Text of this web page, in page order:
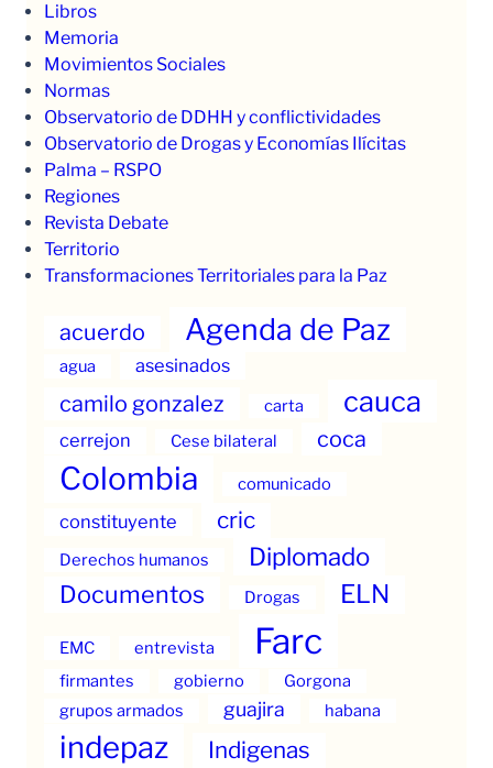
Libros
Memoria
Movimientos Sociales
Normas
Observatorio de DDHH y conflictividades
Observatorio de Drogas y Economías Ilícitas
Palma – RSPO
Regiones
Revista Debate
Territorio
Transformaciones Territoriales para la Paz
acuerdo Agenda de Paz
agua asesinados
camilo gonzalez carta cauca
cerrejon Cese bilateral coca
Colombia comunicado
constituyente cric
Derechos humanos Diplomado
Documentos Drogas ELN
EMC entrevista Farc
firmantes gobierno
Gorgona
grupos armados
guajira habana
indepaz Indigenas